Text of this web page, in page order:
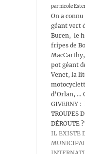
par nicole
On a
géant vert
Buren, le
fripes de
pot géant
Venet, la
d’Orlan, …
GIVERNY :
TROUPES
DÉROUTE
IL EXISTE